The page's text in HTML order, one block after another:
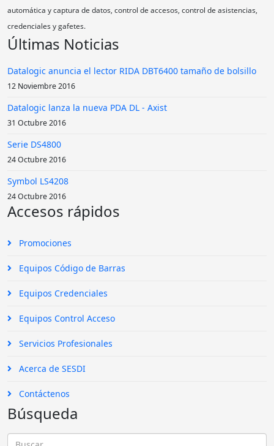
automática y captura de datos, control de accesos, control de asistencias,
credenciales y gafetes.
Últimas Noticias
Datalogic anuncia el lector RIDA DBT6400 tamaño de bolsillo
12 Noviembre 2016
Datalogic lanza la nueva PDA DL - Axist
31 Octubre 2016
Serie DS4800
24 Octubre 2016
Symbol LS4208
24 Octubre 2016
Accesos rápidos
Promociones
Equipos Código de Barras
Equipos Credenciales
Equipos Control Acceso
Servicios Profesionales
Acerca de SESDI
Contáctenos
Búsqueda